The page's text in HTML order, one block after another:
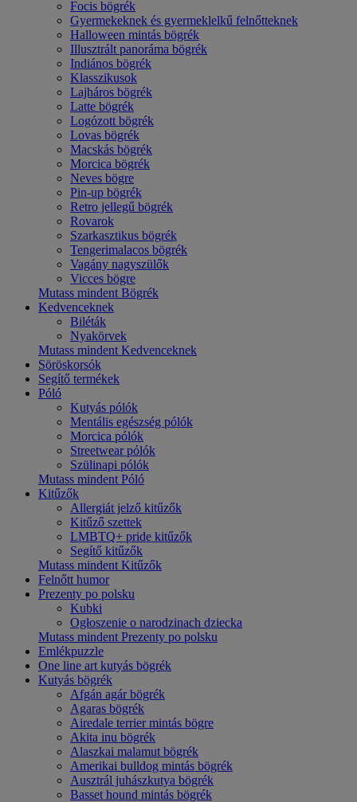
Focis bögrék
Gyermekeknek és gyermeklelkű felnőtteknek
Halloween mintás bögrék
Illusztrált panoráma bögrék
Indiános bögrék
Klasszikusok
Lajháros bögrék
Latte bögrék
Logózott bögrék
Lovas bögrék
Macskás bögrék
Morcica bögrék
Neves bögre
Pin-up bögrék
Retro jellegű bögrék
Rovarok
Szarkasztikus bögrék
Tengerimalacos bögrék
Vagány nagyszülők
Vicces bögre
Mutass mindent Bögrék
Kedvenceknek
Biléták
Nyakörvek
Mutass mindent Kedvenceknek
Söröskorsók
Segítő termékek
Póló
Kutyás pólók
Mentális egészség pólók
Morcica pólók
Streetwear pólók
Szülinapi pólók
Mutass mindent Póló
Kitűzők
Allergiát jelző kitűzők
Kitűző szettek
LMBTQ+ pride kitűzők
Segítő kitűzők
Mutass mindent Kitűzők
Felnőtt humor
Prezenty po polsku
Kubki
Ogłoszenie o narodzinach dziecka
Mutass mindent Prezenty po polsku
Emlékpuzzle
One line art kutyás bögrék
Kutyás bögrék
Afgán agár bögrék
Agaras bögrék
Airedale terrier mintás bögre
Akita inu bögrék
Alaszkai malamut bögrék
Amerikai bulldog mintás bögrék
Ausztrál juhászkutya bögrék
Basset hound mintás bögrék